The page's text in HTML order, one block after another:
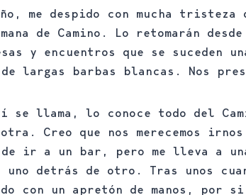
me despido con mucha
de Camino. Lo retomarán
y encuentros que se
largas barbas blancas. Nos
se llama, lo conoce todo del
Creo que nos merecemos
ir a un bar, pero me lleva a
uno detrás de otro. Tras unos
con un apretón de manos,